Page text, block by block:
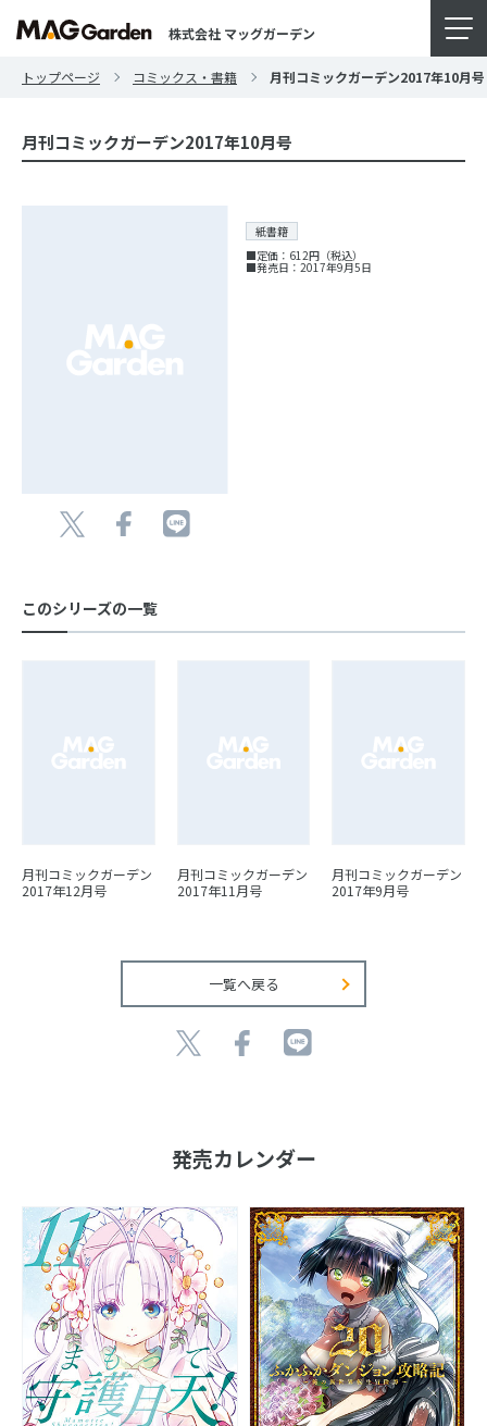
株式会社 マッグガーデン
トップページ コミックス・書籍 月刊コミックガーデン2017年10月号
月刊コミックガーデン2017年10月号
紙書籍
■定価：612円（税込）
■発売日：2017年9月5日
このシリーズの一覧
月刊コミックガーデン
2017年12月号
月刊コミックガーデン
2017年11月号
月刊コミックガーデン
2017年9月号
一覧へ戻る
発売カレンダー